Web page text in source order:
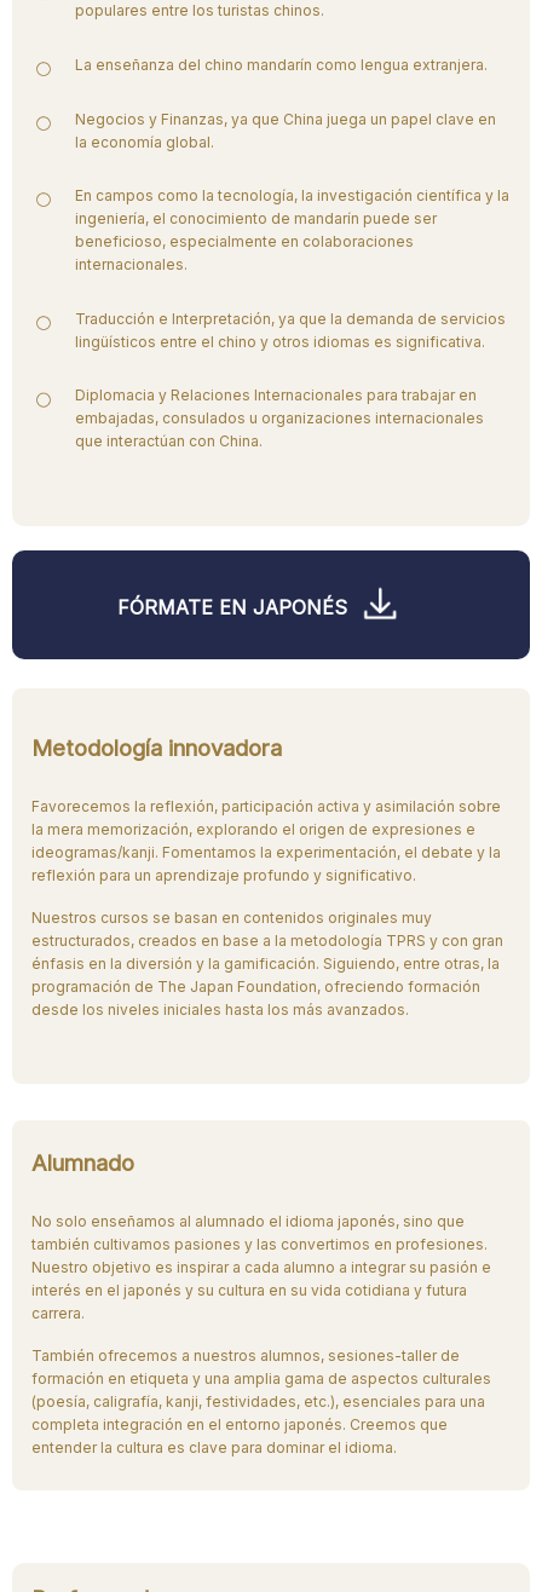
populares entre los turistas chinos.
La enseñanza del chino mandarín como lengua extranjera.
Negocios y Finanzas, ya que China juega un papel clave en
la economía global.
En campos como la tecnología, la investigación científica y la
ingeniería, el conocimiento de mandarín puede ser
beneficioso, especialmente en colaboraciones
internacionales.
Traducción e Interpretación, ya que la demanda de servicios
lingüísticos entre el chino y otros idiomas es significativa.
Diplomacia y Relaciones Internacionales para trabajar en
embajadas, consulados u organizaciones internacionales
que interactúan con China.
FÓRMATE EN JAPONÉS
Metodología innovadora
Favorecemos la reflexión, participación activa y asimilación sobre
la mera memorización, explorando el origen de expresiones e
ideogramas/kanji. Fomentamos la experimentación, el debate y la
reflexión para un aprendizaje profundo y significativo.
Nuestros cursos se basan en contenidos originales muy
estructurados, creados en base a la metodología TPRS y con gran
énfasis en la diversión y la gamificación. Siguiendo, entre otras, la
programación de The Japan Foundation, ofreciendo formación
desde los niveles iniciales hasta los más avanzados.
Alumnado
No solo enseñamos al alumnado el idioma japonés, sino que
también cultivamos pasiones y las convertimos en profesiones.
Nuestro objetivo es inspirar a cada alumno a integrar su pasión e
interés en el japonés y su cultura en su vida cotidiana y futura
carrera.
También ofrecemos a nuestros alumnos, sesiones-taller de
formación en etiqueta y una amplia gama de aspectos culturales
(poesía, caligrafía, kanji, festividades, etc.), esenciales para una
completa integración en el entorno japonés. Creemos que
entender la cultura es clave para dominar el idioma.